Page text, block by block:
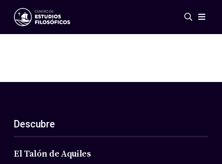
Eventos
ES
EN
Acerca de nosotros
Miembros
Descubre
El Talón de Aquiles